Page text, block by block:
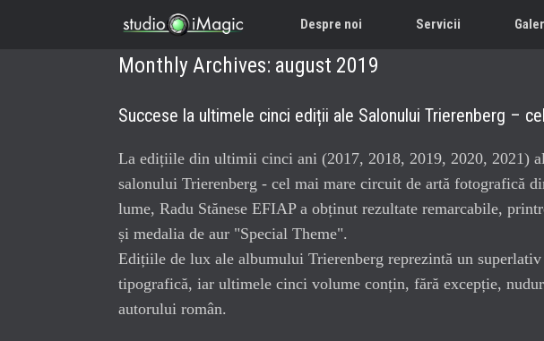
Despre noi Servicii
Monthly Archives: august 2019
Succese la ultimele cinci ediții ale Salonului Trierenberg –
La edițiile din ultimii cinci ani (2017, 2018, 2019, 2020, 2021)
salonului Trierenberg - cel mai mare circuit de artă fotografică
lume, Radu Stănese EFIAP a obținut rezultate remarcabile,
și medalia de aur "Special Theme".
Edițiile de lux ale albumului Trierenberg reprezintă un
tipografică, iar ultimele cinci volume conțin, fără excepție,
autorului român.